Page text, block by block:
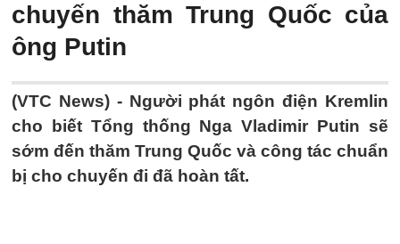
chuyến thăm Trung Quốc của
ông Putin
(VTC News) - Người phát ngôn điện Kremlin
cho biết Tổng thống Nga Vladimir Putin sẽ
sớm đến thăm Trung Quốc và công tác chuẩn
bị cho chuyến đi đã hoàn tất.